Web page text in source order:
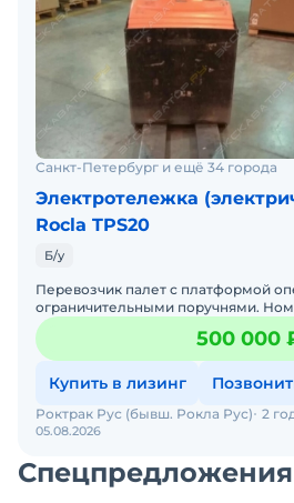
Санкт-Петербург и ещё 34 города
Электротележка
Rocla TPS20
Б/у
Перевозчик палет с платформой
ограничительными поручнями.
грузоподъёмность 2000кг. Высота
удобно работать на уклонах и р
500 000
Купить в лизинг
05.08.2026
Роктрак Рус (бывш. Рокла Рус) 2
Спецпредложения